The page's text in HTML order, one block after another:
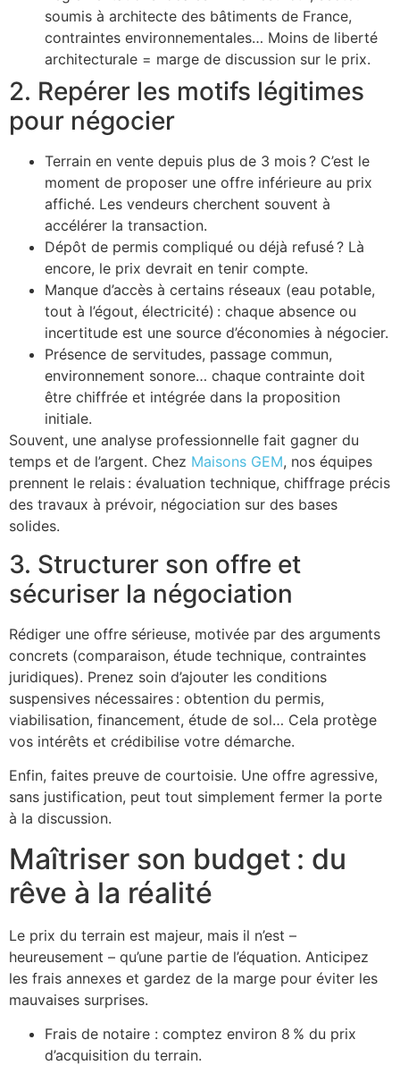
soumis à architecte des bâtiments de France,
contraintes environnementales… Moins de liberté
architecturale = marge de discussion sur le prix.
2. Repérer les motifs légitimes
pour négocier
Terrain en vente depuis plus de 3 mois ? C’est le
moment de proposer une offre inférieure au prix
affiché. Les vendeurs cherchent souvent à
accélérer la transaction.
Dépôt de permis compliqué ou déjà refusé ? Là
encore, le prix devrait en tenir compte.
Manque d’accès à certains réseaux (eau potable,
tout à l’égout, électricité) : chaque absence ou
incertitude est une source d’économies à négocier.
Présence de servitudes, passage commun,
environnement sonore… chaque contrainte doit
être chiffrée et intégrée dans la proposition
initiale.
Souvent, une analyse professionnelle fait gagner du
temps et de l’argent. Chez Maisons GEM, nos équipes
prennent le relais : évaluation technique, chiffrage précis
des travaux à prévoir, négociation sur des bases
solides.
3. Structurer son offre et
sécuriser la négociation
Rédiger une offre sérieuse, motivée par des arguments
concrets (comparaison, étude technique, contraintes
juridiques). Prenez soin d’ajouter les conditions
suspensives nécessaires : obtention du permis,
viabilisation, financement, étude de sol… Cela protège
vos intérêts et crédibilise votre démarche.
Enfin, faites preuve de courtoisie. Une offre agressive,
sans justification, peut tout simplement fermer la porte
à la discussion.
Maîtriser son budget : du
rêve à la réalité
Le prix du terrain est majeur, mais il n’est –
heureusement – qu’une partie de l’équation. Anticipez
les frais annexes et gardez de la marge pour éviter les
mauvaises surprises.
Frais de notaire : comptez environ 8 % du prix
d’acquisition du terrain.